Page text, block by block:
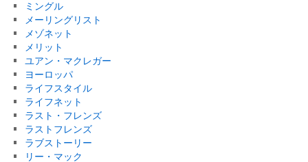
ミングル
メーリングリスト
メゾネット
メリット
ユアン・マクレガー
ヨーロッパ
ライフスタイル
ライフネット
ラスト・フレンズ
ラストフレンズ
ラブストーリー
リー・マック